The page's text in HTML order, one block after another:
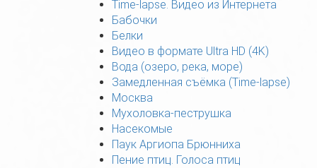
Time-lapse. Видео из Интернета
Бабочки
Белки
Видео в формате Ultra HD (4K)
Вода (озеро, река, море)
Замедленная съёмка (Time-lapse)
Москва
Мухоловка-пеструшка
Насекомые
Паук Аргиопа Брюнниха
Пение птиц. Голоса птиц